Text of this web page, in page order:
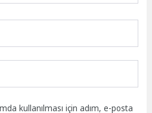
kullanılması için adım, e-posta